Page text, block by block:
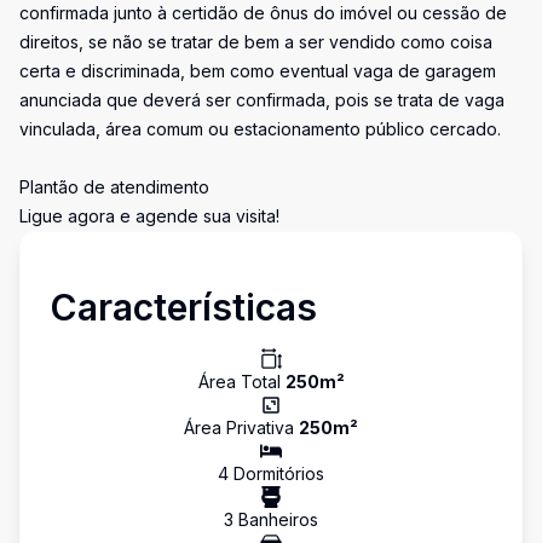
confirmada junto à certidão de ônus do imóvel ou cessão de
direitos, se não se tratar de bem a ser vendido como coisa
certa e discriminada, bem como eventual vaga de garagem
anunciada que deverá ser confirmada, pois se trata de vaga
vinculada, área comum ou estacionamento público cercado.
Plantão de atendimento
Ligue agora e agende sua visita!
Características
Área Total 250m²
Área Privativa 250m²
4 Dormitórios
3 Banheiros